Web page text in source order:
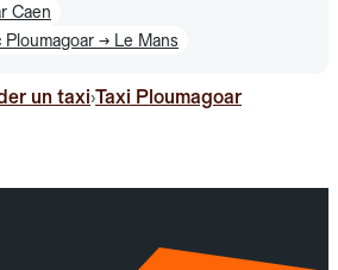
Caen
→ Le Mans
un taxi›Taxi Ploumagoar